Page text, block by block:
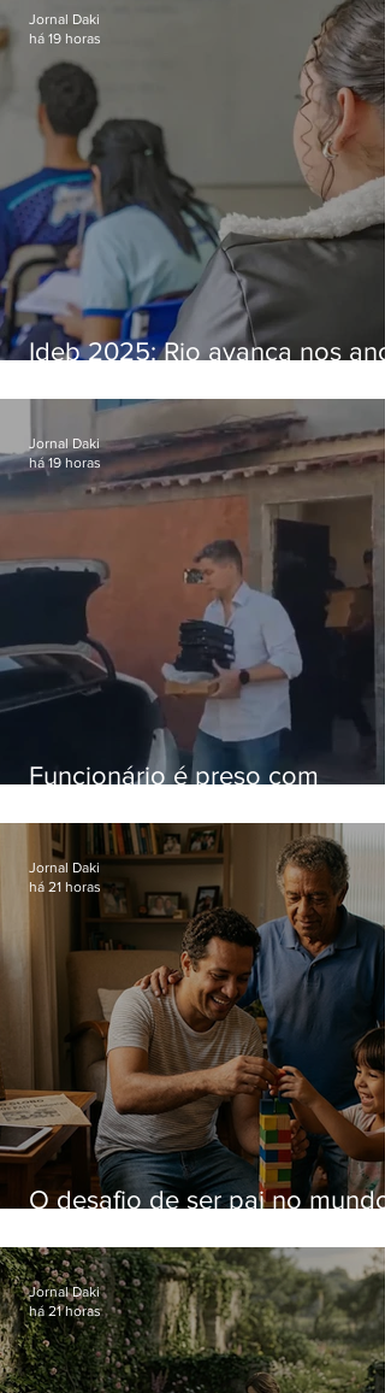
Ideb 2025: Rio avança nos
nacional
Jornal Daki
há 19 horas
Funcionário é preso com
Hospital do Andaraí
Jornal Daki
há 19 horas
O desafio de ser pai no mundo
Jornal Daki
há 21 horas
Jornal Daki
há 21 horas